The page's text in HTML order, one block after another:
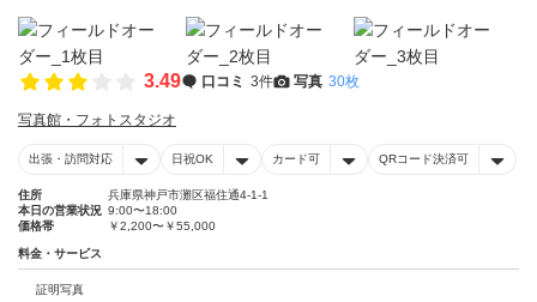
3.49 口コミ 3件 写真 30枚
写真館・フォトスタジオ
出張・訪問対応 日祝OK カード可 QRコード決済可
住所
兵庫県神戸市灘区福住通4-1-1
本日の営業状況 9:00〜18:00
価格帯
￥2,200〜￥55,000
料金・サービス
証明写真